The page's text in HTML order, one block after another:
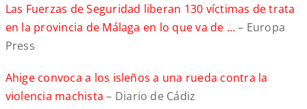
Las Fuerzas de Seguridad liberan 130 víctimas de trata
en la provincia de Málaga en lo que va de …– Europa
Press
Ahige convoca a los isleños a una rueda contra la
violencia machista – Diario de Cádiz